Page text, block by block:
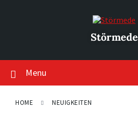
Störmede
Menu
HOME NEUIGKEITEN